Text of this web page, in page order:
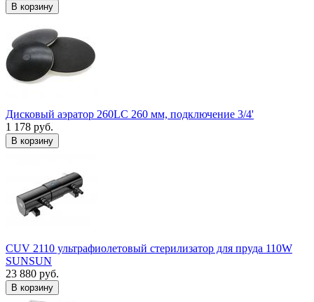
В корзину
Дисковый аэратор 260LC 260 мм, подключение 3/4'
1 178 руб.
В корзину
CUV 2110 ультрафиолетовый стерилизатор для пруда 110W
SUNSUN
23 880 руб.
В корзину